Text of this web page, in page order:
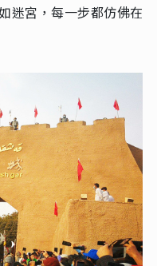
路上的璀璨明珠，被譽
是研究西域城市的活
歷史的集中展現地。漫
所吸引，土黃色的夯土
，無不透露出濃郁的維
迷宮，每一步都仿佛在